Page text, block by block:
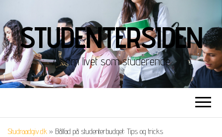
STUDENTERSIDEN
Alt om livet som studerende
Studraadgiv.dk » Bålfad på studenterbudget: Tips og tricks